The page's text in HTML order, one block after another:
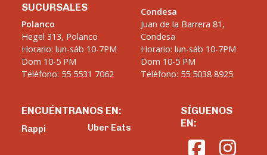
SUCURSALES
Polanco
Hegel 313, Polanco
Horario: lun-sáb 10-7PM
Dom 10-5 PM
Teléfono: 55 5531 7062
Condesa
Juan de la Barrera 81,
Condesa
Horario: lun-sáb 10-7PM
Dom 10-5 PM
Teléfono: 55 5038 8925
ENCUÉNTRANOS EN:
Rappi Uber Eats
SÍGUENOS
EN: